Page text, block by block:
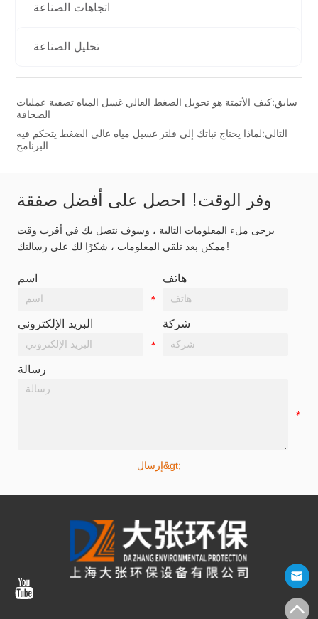
اتجاهات الصناعة
تحليل الصناعة
سابق:كيف الأتمتة هو تحويل الضغط العالي غسل المياه تصفية عمليات
الصحافة
التالي:لماذا يحتاج نباتك إلى فلتر غسيل مياه عالي الضغط يتحكم فيه
البرنامج
وفر الوقت! احصل على أفضل صفقة
يرجى ملء المعلومات التالية ، وسوف نتصل بك في أقرب وقت
ممكن بعد تلقي المعلومات ، شكرًا لك على رسالتك!
اسم
*
هاتف
البريد الإلكتروني
*
شركة
رسالة
*
إرسال&gt;